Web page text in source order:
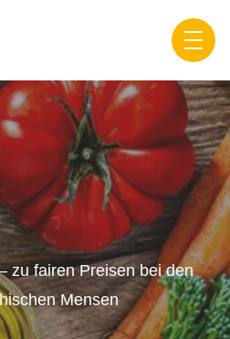
Mensen
zu fairen Preisen bei den
Mensen